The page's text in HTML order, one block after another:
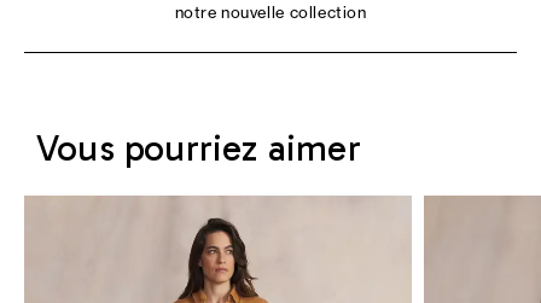
notre nouvelle collection
Vous pourriez aimer